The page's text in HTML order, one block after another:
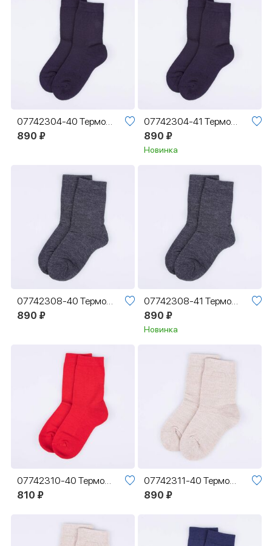
07742304-40 Термоноски Котофей Шерсть темно-синий
890 ₽
07742304-41 Термоноски Котофей Шерсть темно-синий
890 ₽
Новинка
07742308-40 Термоноски Котофей Шерсть темно-серый
890 ₽
07742308-41 Термоноски Котофей Шерсть темно-серый
890 ₽
Новинка
07742310-40 Термоноски Котофей Шерсть красные
810 ₽
07742311-40 Термоноски Котофей Шерсть бежевый
890 ₽